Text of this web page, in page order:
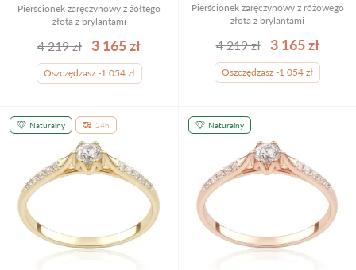
Pierścionek zaręczynowy z żółtego
złota z brylantami
4 219 zł 3 165 zł
Oszczędzasz -1 054 zł
Pierścionek zaręczynowy z różowego
złota z brylantami
4 219 zł 3 165 zł
Oszczędzasz -1 054 zł
Naturalny 24h Naturalny